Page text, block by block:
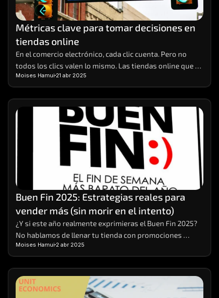
Métricas clave para tomar decisiones en
tiendas online
En el comercio electrónico, cada clic cuenta. Pero no
todos los clics valen lo mismo. Las tiendas online que
realmente crecen son aquellas que aprenden a
interpretar los datos detrás de cada visita, compra o
carrito abandonado.
Moises Hamui 21 abr 2025
Buen Fin 2025: Estrategias reales para
vender más (sin morir en el intento)
¿Y si este año realmente exprimieras el Buen Fin 2025?
No hablamos de llenar tu tienda con promociones
Moises Hamui 2 abr 2025